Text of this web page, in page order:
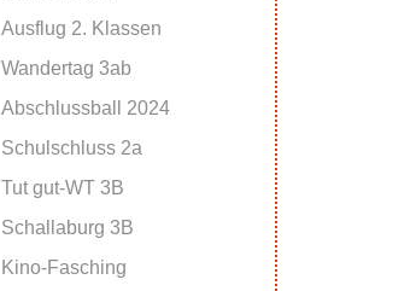
Ausflug 2. Klassen
Wandertag 3ab
Abschlussball 2024
Schulschluss 2a
Tut gut-WT 3B
Schallaburg 3B
Kino-Fasching